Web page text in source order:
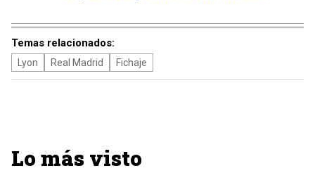
Temas relacionados:
Lyon Real Madrid Fichaje
Lo más visto